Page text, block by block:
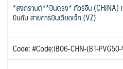
*สงกรานต์**บินตรง* ทัวร์จีน (CHINA)
บินกับ สายการบินเวียดเจ็ท (VZ)
Code: #Code:IB06-CHN-(BT-